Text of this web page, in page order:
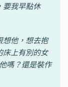
要我早點休
想他，想去抱
床上有別的女
嗎？還是裝作